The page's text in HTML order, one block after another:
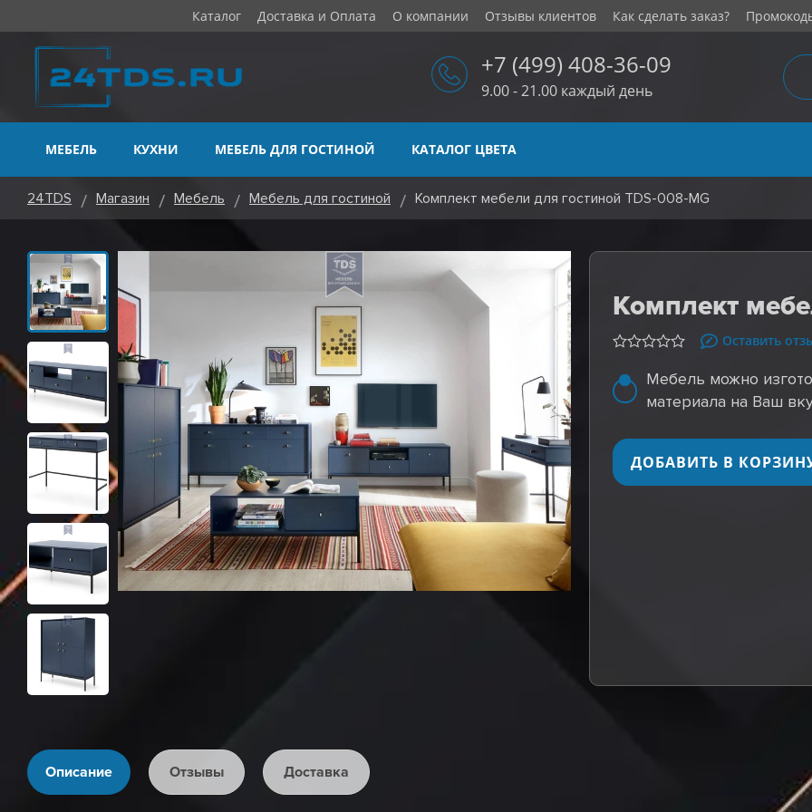
Каталог Доставка и Оплата О компании Отзывы клиентов Как сделать заказ?
+7 (499) 408-36-09
9.00 - 21.00 каждый день
МЕБЕЛЬ КУХНИ МЕБЕЛЬ ДЛЯ ГОСТИНОЙ КАТАЛОГ ЦВЕТА
24TDS Магазин Мебель Мебель для гостиной Комплект мебели для гостиной TDS-008-MG
Комплект
Оставить
Мебель можно
материала на Ваш
ДОБАВИТЬ В
Описание Отзывы Доставка